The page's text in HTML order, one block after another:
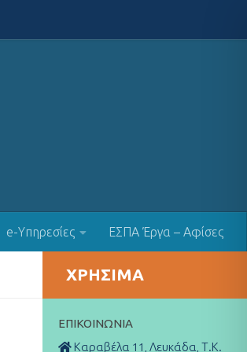
e-Υπηρεσίες ΕΣΠΑ Έργα – Αφίσες
ΧΡΉΣΙΜΑ
ΕΠΙΚΟΙΝΩΝΊΑ
Καραβέλα 11, Λευκάδα, Τ.Κ.